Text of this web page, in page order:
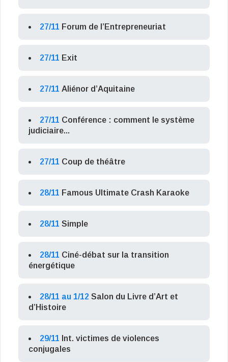
27/11 Forum de l’Entrepreneuriat
27/11 Exit
27/11 Aliénor d’Aquitaine
27/11 Conférence : comment le système
judiciaire...
27/11 Coup de théâtre
28/11 Famous Ultimate Crash Karaoke
28/11 Simple
28/11 Ciné-débat sur la transition
énergétique
28/11 au 1/12 Salon du Livre d’Art et
d’Histoire
29/11 Int. victimes de violences
conjugales